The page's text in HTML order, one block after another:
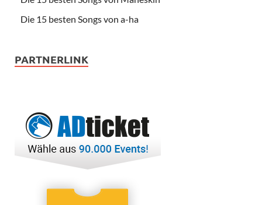
Die 15 besten Songs von a-ha
PARTNERLINK